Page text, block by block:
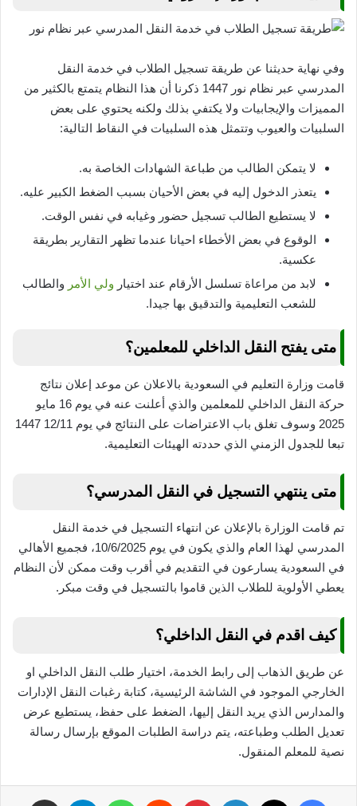
وفي نهاية حديثنا عن طريقة تسجيل الطلاب في خدمة النقل
المدرسي عبر نظام نور 1447 ذكرنا أن هذا النظام يتمتع بالكثير من
المميزات والإيجابيات ولا يكتفي بذلك ولكنه يحتوي على بعض
السلبيات والعيوب وتتمثل هذه السلبيات في النقاط التالية:
لا يتمكن الطالب من طباعة الشهادات الخاصة به.
يتعذر الدخول إليه في بعض الأحيان بسبب الضغط الكبير عليه.
لا يستطيع الطالب تسجيل حضور وغيابه في نفس الوقت.
الوقوع في بعض الأخطاء احيانا عندما تظهر التقارير بطريقة
عكسية.
لابد من مراعاة تسلسل الأرقام عند اختيار ولي الأمر والطالب
للشعب التعليمية والتدقيق بها جيدا.
متى يفتح النقل الداخلي للمعلمين؟
قامت وزارة التعليم في السعودية بالاعلان عن موعد إعلان نتائج
حركة النقل الداخلي للمعلمين والذي أعلنت عنه في يوم 16 مايو
2025 وسوف تغلق باب الاعتراضات على النتائج في يوم 12/11 1447
تبعا للجدول الزمني الذي حددته الهيئات التعليمية.
متى ينتهي التسجيل في النقل المدرسي؟
تم قامت الوزارة بالإعلان عن انتهاء التسجيل في خدمة النقل
المدرسي لهذا العام والذي يكون في يوم 10/6/2025، فجميع الأهالي
في السعودية يسارعون في التقديم في أقرب وقت ممكن لأن النظام
يعطي الأولوية للطلاب الذين قاموا بالتسجيل في وقت مبكر.
كيف اقدم في النقل الداخلي؟
عن طريق الذهاب إلى رابط الخدمة، اختيار طلب النقل الداخلي او
الخارجي الموجود في الشاشة الرئيسية، كتابة رغبات النقل الإدارات
والمدارس الذي يريد النقل إليها، الضغط على حفظ، يستطيع عرض
تعديل الطلب وطباعته، يتم دراسة الطلبات الموقع بإرسال رسالة
نصية للمعلم المنقول.
فيسبوك لينكدإن بينتيريست واتساب تيلقرام